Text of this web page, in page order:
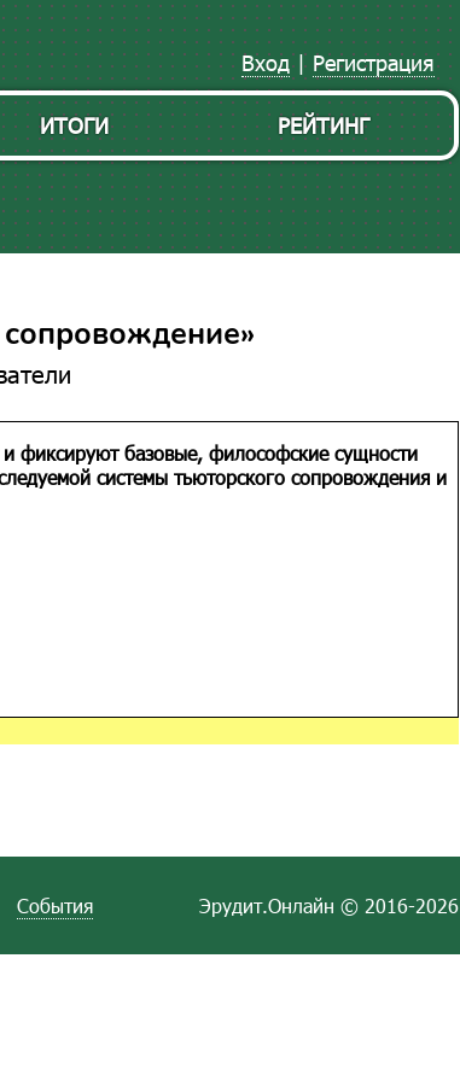
Регистрация
|
Вход
РЕЙТИНГ
ИТОГИ
фиксируют базовые, философские сущности
системы тьюторского сопровождения и
События Эрудит.Онлайн © 2016-2026